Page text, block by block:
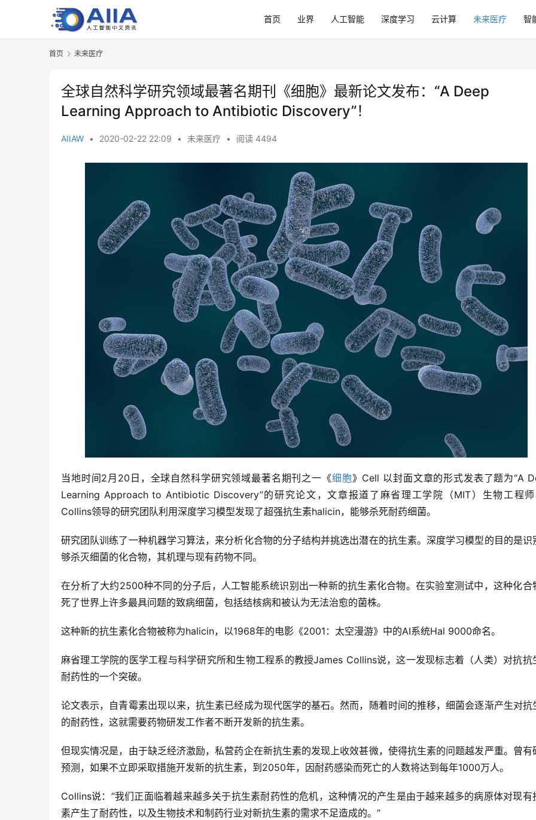
首页 业界 人工智能 深度学习 云计算 未来医疗 智
首页 未来医疗
全球自然科学研究领域最著名期刊《细胞》最新论文发布：“A Deep
Learning Approach to Antibiotic Discovery”！
AIIAW • 2020-02-22 22:09 • 未来医疗 • 阅读 4494
当地时间2月20日，全球自然科学研究领域最著名期刊之一《细胞》Cell 以封面文章的形式发表了题为“A
Learning Approach to Antibiotic Discovery”的研究论文，文章报道了麻省理工学院（MIT）生物工程
Collins领导的研究团队利用深度学习模型发现了超强抗生素halicin，能够杀死耐药细菌。
研究团队训练了一种机器学习算法，来分析化合物的分子结构并挑选出潜在的抗生素。深度学习模型的目的是识
够杀灭细菌的化合物，其机理与现有药物不同。
在分析了大约2500种不同的分子后，人工智能系统识别出一种新的抗生素化合物。在实验室测试中，这种化合
死了世界上许多最具问题的致病细菌，包括结核病和被认为无法治愈的菌株。
这种新的抗生素化合物被称为halicin，以1968年的电影《2001：太空漫游》中的AI系统Hal 9000命名。
麻省理工学院的医学工程与科学研究所和生物工程系的教授James Collins说，这一发现标志着（人类）对抗抗
耐药性的一个突破。
论文表示，自青霉素出现以来，抗生素已经成为现代医学的基石。然而，随着时间的推移，细菌会逐渐产生对抗
的耐药性，这就需要药物研发工作者不断开发新的抗生素。
但现实情况是，由于缺乏经济激励，私营药企在新抗生素的发现上收效甚微，使得抗生素的问题越发严重。曾有
预测，如果不立即采取措施开发新的抗生素，到2050年，因耐药感染而死亡的人数将达到每年1000万人。
Collins说：“我们正面临着越来越多关于抗生素耐药性的危机，这种情况的产生是由于越来越多的病原体对现有
素产生了耐药性，以及生物技术和制药行业对新抗生素的需求不足造成的。”